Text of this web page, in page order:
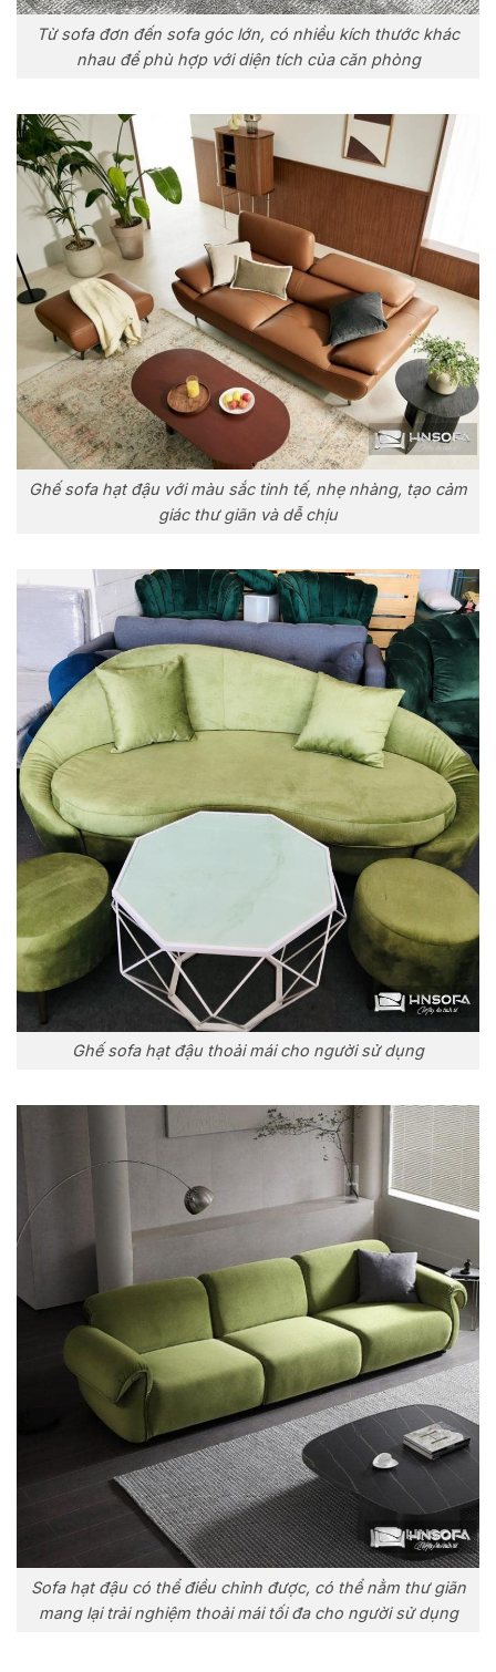
Từ sofa đơn đến sofa góc lớn, có nhiều kích thước khác
nhau để phù hợp với diện tích của căn phòng
Ghế sofa hạt đậu với màu sắc tinh tế, nhẹ nhàng, tạo cảm
giác thư giãn và dễ chịu
Ghế sofa hạt đậu thoải mái cho người sử dụng
Sofa hạt đậu có thể điều chỉnh được, có thể nằm thư giãn
mang lại trải nghiệm thoải mái tối đa cho người sử dụng